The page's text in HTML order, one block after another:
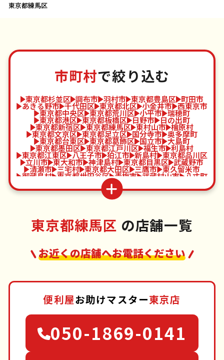
東京都練馬区
市町村で絞り込む
東京都杉並区 調布市 羽村市 東京都豊島区 町田市
あきる野市 千代田区 東京都北区 小金井市 西東京市
東京都中央区 東京都荒川区 小平市 瑞穂町
東京都港区 東京都板橋区 日野市 日の出町
東京都新宿区 東京都練馬区 東村山市 檜原村
東京都文京区 東京都足立区 国分寺市 奥多摩町
東京都台東区 東京都葛飾区 国立市 大島町
東京都墨田区 東京都江戸川区 福生市 利島村
東京都江東区 八王子市 狛江市 新島村 東京都品川区
立川市 東大和市 神津島村 東京都目黒区 武蔵野市
清瀬市 三宅村 東京都大田区 三鷹市 東久留米市
御蔵島村 東京都世田谷区 青梅市 武蔵村山市 八丈町
多摩市
昭島市 稲城市 小笠原村
東京都練馬区 の店舗一覧
お近くの店舗へお電話ください
便利屋お助けマスター東京店
050-1869-0141